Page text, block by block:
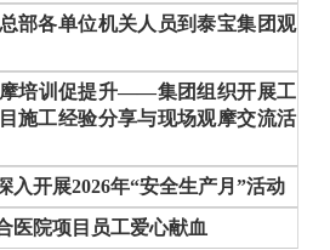
部各单位机关人员到泰宝集团观
培训促提升——集团组织开展工
施工经验分享与现场观摩交流活
入开展2026年“安全生产月”活动
医院项目员工爱心献血